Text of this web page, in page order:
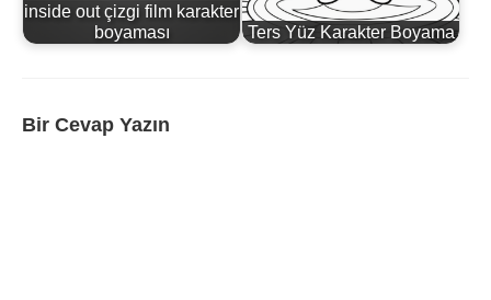
inside out çizgi film karakter
boyaması
Ters Yüz Karakter Boyama
Bir Cevap Yazın